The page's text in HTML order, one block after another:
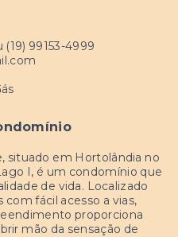
99153-4999
situado em Hortolândia no
I, é um condomínio que
de vida. Localizado
fácil acesso a vias,
proporciona
mão da sensação de